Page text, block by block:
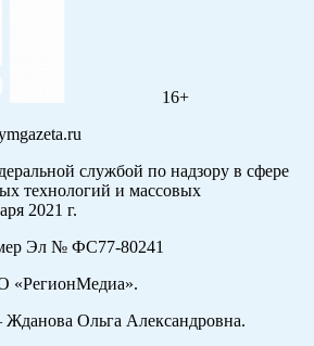
16+
службой по надзору в сфере
технологий и массовых
2021 г.
Эл № ФС77-80241
«РегионМедиа».
Ольга Александровна.